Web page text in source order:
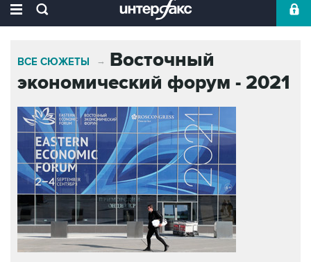
ВСЕ СЮЖЕТЫ →
Восточный
экономический форум - 2021